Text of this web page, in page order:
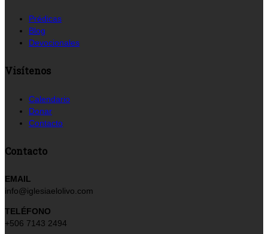
Prédicas
Blog
Devocionales
Visítenos
Calendario
Donar
Contacto
Contacto
EMAIL
info@iglesiaelolivo.com
TELÉFONO
+506 7143 2494